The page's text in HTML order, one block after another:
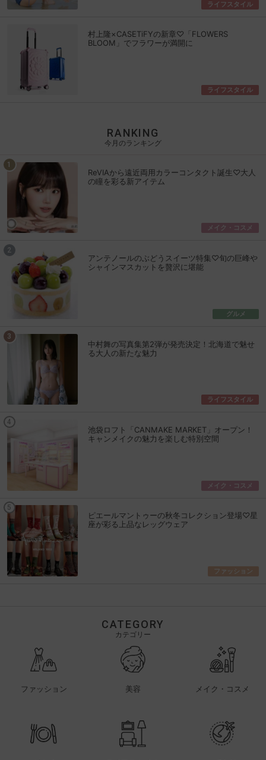
ライフスタイル
村上隆×CASETiFYの新章♡「FLOWERS
BLOOM」でフラワーが満開に
ライフスタイル
RANKING
今月のランキング
ReVIAから遠近両用カラーコンタクト誕生♡大人
の瞳を彩る新アイテム
メイク・コスメ
アンテノールのぶどうスイーツ特集♡旬の巨峰や
シャインマスカットを贅沢に堪能
グルメ
中村舞の写真集第2弾が発売決定！北海道で魅せ
る大人の新たな魅力
ライフスタイル
池袋ロフト「CANMAKE MARKET」オープン！
キャンメイクの魅力を楽しむ特別空間
メイク・コスメ
ピエールマントゥーの秋冬コレクション登場♡星
座が彩る上品なレッグウェア
ファッション
CATEGORY
カテゴリー
ファッション 美容 メイク・コスメ